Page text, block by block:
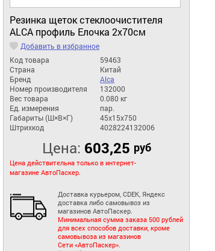
Резинка щеток стеклоочистителя
ALCA профиль Елочка 2х70см
Добавить в избранное
Код товара
59463
Страна
Китай
Бренд
Alca
Номер производителя
132000
Вес товара
0.080 кг
Ед. измерения
пар.
Габариты (Ш×В×Г)
45x15x750
Штрихкод
4028224132006
Цена: 603,25 руб
Цена действительна только в интернет-
магазине АвтоПаскер.
Доставка курьером, CDEK, Яндекс
доставка либо самовывоз из
магазинов АвтоПаскер.
Минимальная сумма заказа 500 рублей
для всех способов доставки, кроме
самовывоза из магазинов
Сети «АвтоПаскер».